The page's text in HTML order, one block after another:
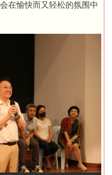
在愉快而又轻松的氛围中